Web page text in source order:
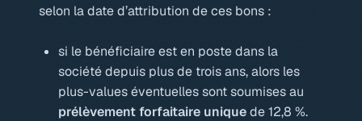
selon la date d’attribution de ces bons :
si le bénéficiaire est en poste dans la
société depuis plus de trois ans, alors les
plus-values éventuelles sont soumises au
prélèvement forfaitaire uniquede 12,8 %.